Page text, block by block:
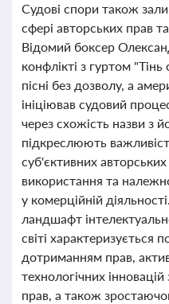
Судові спори також
сфері авторських прав
Відомий боксер
конфлікті з гуртом
пісні без дозволу, а
ініціював судовий
через схожість назви з
підкреслюють
суб'єктивних
використання та
у комерційній
ландшафт
світі характеризується
дотриманням прав,
технологічних
прав, а також